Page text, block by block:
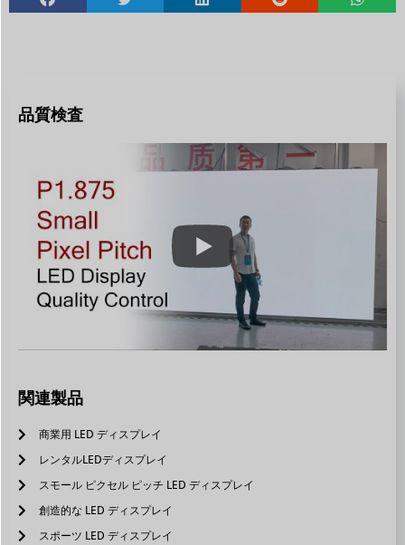
品質検査
関連製品
商業用 LED ディスプレイ
レンタルLEDディスプレイ
スモール ピクセル ピッチ LED ディスプレイ
創造的な LED ディスプレイ
スポーツ LED ディスプレイ